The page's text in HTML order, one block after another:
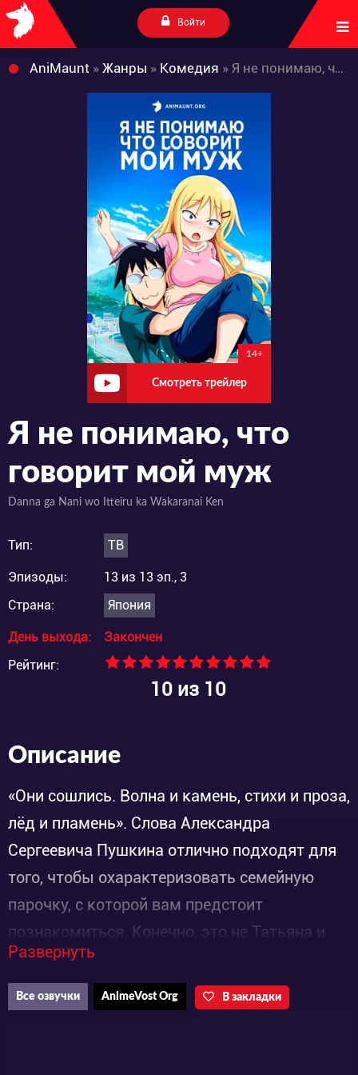
Войти
AniMaunt » Жанры » Комедия » Я не понимаю, что говорит мой муж
14+
Смотреть трейлер
Я не понимаю, что
говорит мой муж
Danna ga Nani wo Itteiru ka Wakaranai Ken
Тип: ТВ
Эпизоды:
13 из 13 эп., 3
Страна:
Япония
День выхода:
Закончен
Рейтинг:
10из 10
Описание
«Они сошлись. Волна и камень, стихи и проза,
лёд и пламень». Слова Александра
Сергеевича Пушкина отлично подходят для
того, чтобы охарактеризовать семейную
парочку, с которой вам предстоит
познакомиться. Конечно, это не Татьяна и
Евгений. Это куда более забавные
персонажи, которые, к тому же, умудрились
крепко друг друга полюбить.
Развернуть
Все озвучки AnimeVost Org В закладки